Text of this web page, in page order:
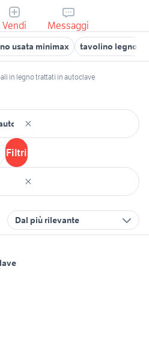
Vendi Messaggi
usata minimax tavolino legno
in legno trattati in autoclave
Filtri
Dal più rilevante